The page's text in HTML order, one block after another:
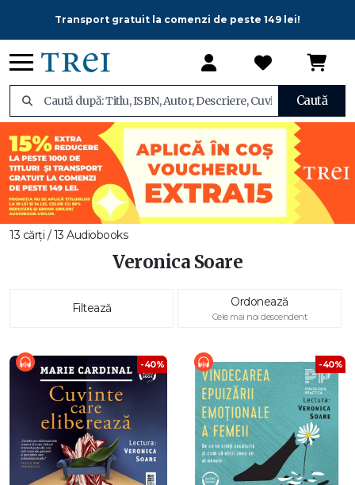
Transport gratuit la comenzi de peste 149 lei!
Caută
13 cărți / 13 Audiobooks
Veronica Soare
Filtează Ordonează
Cele mai noi descendent
-40% -40%